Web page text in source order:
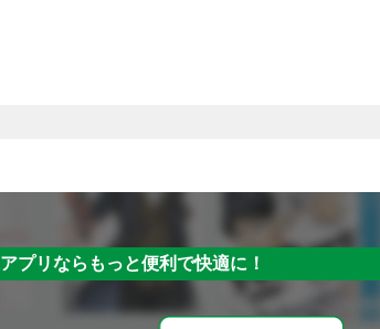
アプリならもっと便利で快適に！